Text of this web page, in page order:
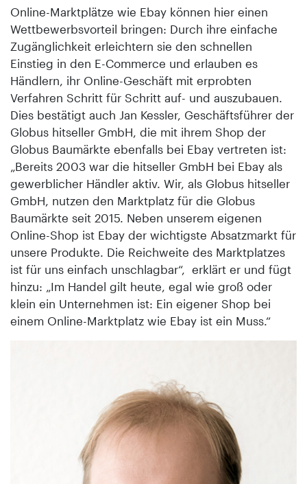
Online-Marktplätze wie Ebay können hier einen
Wettbewerbsvorteil bringen: Durch ihre einfache
Zugänglichkeit erleichtern sie den schnellen
Einstieg in den E-Commerce und erlauben es
Händlern, ihr Online-Geschäft mit erprobten
Verfahren Schritt für Schritt auf- und auszubauen.
Dies bestätigt auch Jan Kessler, Geschäftsführer der
Globus hitseller GmbH, die mit ihrem Shop der
Globus Baumärkte ebenfalls bei Ebay vertreten ist:
„Bereits 2003 war die hitseller GmbH bei Ebay als
gewerblicher Händler aktiv. Wir, als Globus hitseller
GmbH, nutzen den Marktplatz für die Globus
Baumärkte seit 2015. Neben unserem eigenen
Online-Shop ist Ebay der wichtigste Absatzmarkt für
unsere Produkte. Die Reichweite des Marktplatzes
ist für uns einfach unschlagbar“, erklärt er und fügt
hinzu: „Im Handel gilt heute, egal wie groß oder
klein ein Unternehmen ist: Ein eigener Shop bei
einem Online-Marktplatz wie Ebay ist ein Muss.“